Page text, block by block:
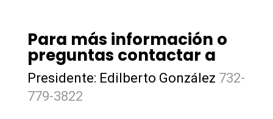
Para más información o
preguntas contactar a
Presidente: Edilberto González 732-
779-3822